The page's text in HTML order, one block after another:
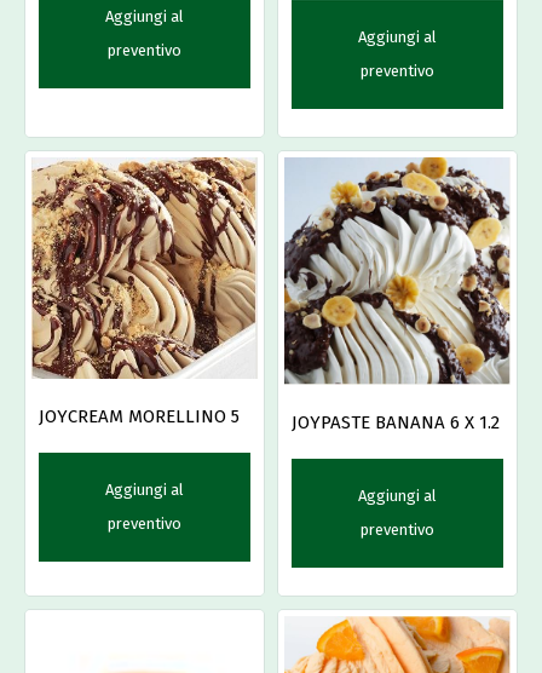
Aggiungi al
preventivo
Aggiungi al
preventivo
JOYCREAM MORELLINO 5
Aggiungi al
preventivo
JOYPASTE BANANA 6 X 1.2
Aggiungi al
preventivo